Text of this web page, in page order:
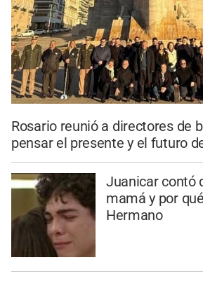
Rosario reunió a directores de
pensar el presente y el futuro
Juanicar contó
mamá y por
Hermano